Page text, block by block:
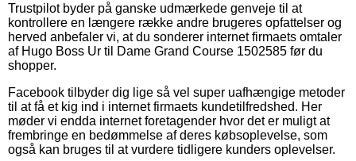
Trustpilot byder på ganske udmærkede genveje til at
kontrollere en længere række andre brugeres opfattelser og
herved anbefaler vi, at du sonderer internet firmaets omtaler
af Hugo Boss Ur til Dame Grand Course 1502585 før du
shopper.
Facebook tilbyder dig lige så vel super uafhængige metoder
til at få et kig ind i internet firmaets kundetilfredshed. Her
møder vi endda internet foretagender hvor det er muligt at
frembringe en bedømmelse af deres købsoplevelse, som
også kan bruges til at vurdere tidligere kunders oplevelser.